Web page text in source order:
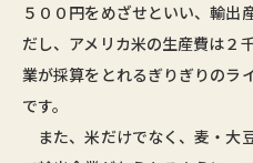
５００円をめざせといい、輸出
だし、アメリカ米の生産費は２
業が採算をとれるぎりぎりのラ
です。
また、米だけでなく、麦・大